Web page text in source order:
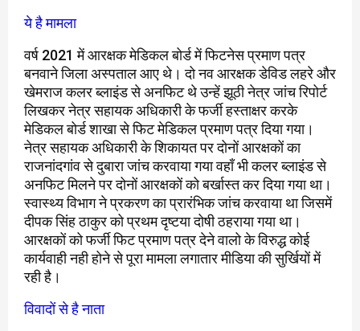
ये है मामला
वर्ष 2021 में आरक्षक मेडिकल बोर्ड में फिटनेस प्रमाण पत्र
बनवाने जिला अस्पताल आए थे। दो नव आरक्षक डेविड लहरे और
खेमराज कलर ब्लाइंड से अनफिट थे उन्हें झूठी नेत्र जांच रिपोर्ट
लिखकर नेत्र सहायक अधिकारी के फर्जी हस्ताक्षर करके
मेडिकल बोर्ड शाखा से फिट मेडिकल प्रमाण पत्र दिया गया।
नेत्र सहायक अधिकारी के शिकायत पर दोनों आरक्षकों का
राजनांदगांव से दुबारा जांच करवाया गया वहाँ भी कलर ब्लाइंड से
अनफिट मिलने पर दोनों आरक्षकों को बर्खास्त कर दिया गया था।
स्वास्थ्य विभाग ने प्रकरण का प्रारंभिक जांच करवाया था जिसमें
दीपक सिंह ठाकुर को प्रथम दृष्टया दोषी ठहराया गया था।
आरक्षकों को फर्जी फिट प्रमाण पत्र देने वालो के विरुद्ध कोई
कार्यवाही नही होने से पूरा मामला लगातार मीडिया की सुर्खियों में
रही है।
विवादों से है नाता